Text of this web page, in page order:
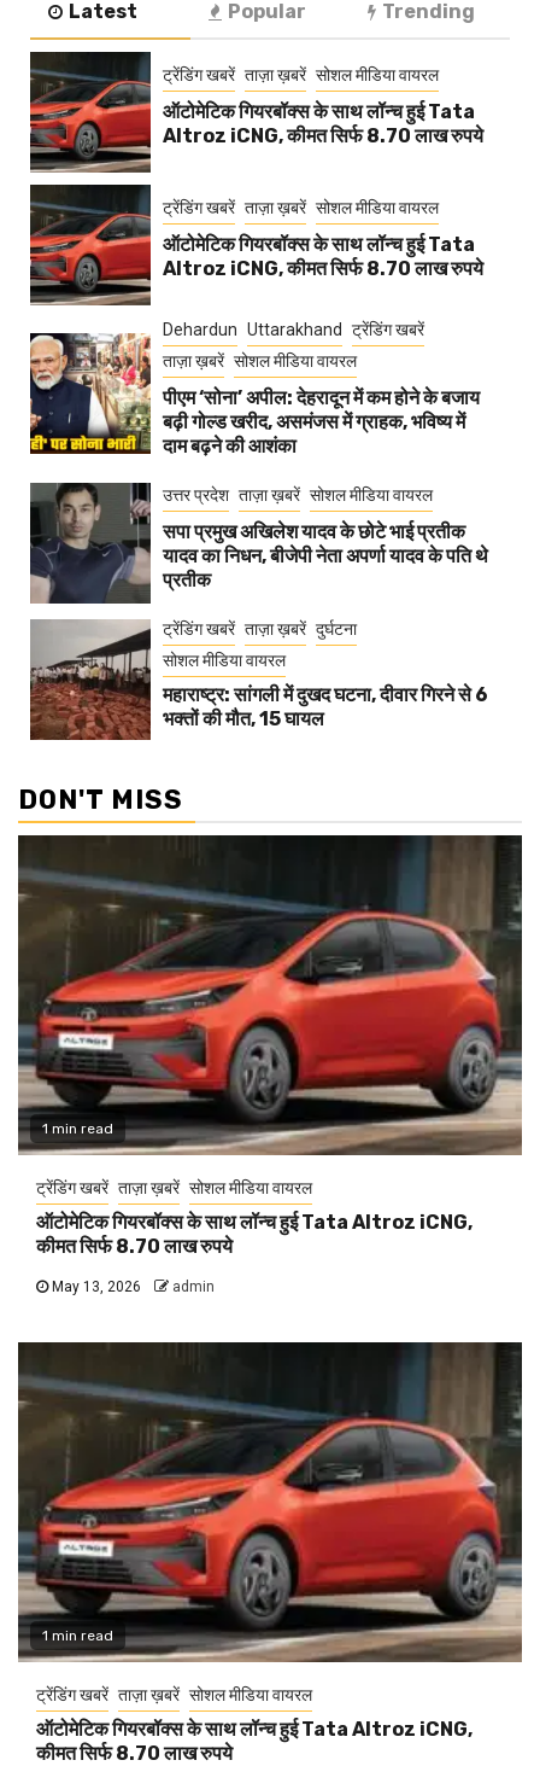
Latest Popular Trending
ट्रेंडिंग खबरें ताज़ा ख़बरें सोशल मीडिया वायरल
ऑटोमेटिक गियरबॉक्स के साथ लॉन्च हुई Tata
Altroz iCNG, कीमत सिर्फ 8.70 लाख रुपये
ट्रेंडिंग खबरें ताज़ा ख़बरें सोशल मीडिया वायरल
ऑटोमेटिक गियरबॉक्स के साथ लॉन्च हुई Tata
Altroz iCNG, कीमत सिर्फ 8.70 लाख रुपये
Dehardun Uttarakhand
ट्रेंडिंग खबरें
ताज़ा ख़बरें सोशल मीडिया वायरल
पीएम ‘सोना’ अपील: देहरादून में कम होने के बजाय
बढ़ी गोल्ड खरीद, असमंजस में ग्राहक, भविष्य में
दाम बढ़ने की आशंका
उत्तर प्रदेश ताज़ा ख़बरें सोशल मीडिया वायरल
सपा प्रमुख अखिलेश यादव के छोटे भाई प्रतीक
यादव का निधन, बीजेपी नेता अपर्णा यादव के पति थे
प्रतीक
ट्रेंडिंग खबरें ताज़ा ख़बरें दुर्घटना
सोशल मीडिया वायरल
महाराष्ट्र: सांगली में दुखद घटना, दीवार गिरने से 6
भक्तों की मौत, 15 घायल
DON'T MISS
1 min read
ट्रेंडिंग खबरें ताज़ा ख़बरें सोशल मीडिया वायरल
ऑटोमेटिक गियरबॉक्स के साथ लॉन्च हुई Tata Altroz iCNG,
कीमत सिर्फ 8.70 लाख रुपये
May 13, 2026 admin
1 min read
ट्रेंडिंग खबरें ताज़ा ख़बरें सोशल मीडिया वायरल
ऑटोमेटिक गियरबॉक्स के साथ लॉन्च हुई Tata Altroz iCNG,
कीमत सिर्फ 8.70 लाख रुपये